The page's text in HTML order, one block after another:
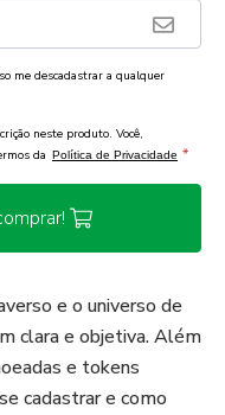
me descadastrar a qualquer
neste produto. Você,
da Política de Privacidade *
e o universo de
clara e objetiva. Além
e tokens
cadastrar e como